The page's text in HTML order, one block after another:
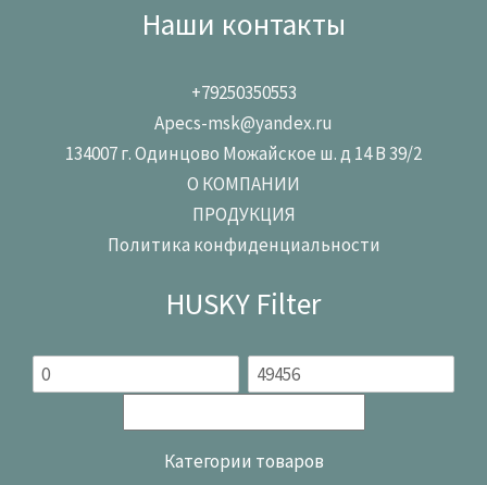
Наши контакты
+79250350553
Apecs-msk@yandex.ru
134007 г. Одинцово Можайское ш. д 14 В 39/2
О КОМПАНИИ
ПРОДУКЦИЯ
Политика конфиденциальности
HUSKY Filter
Категории товаров